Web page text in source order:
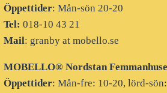
Öppettider: Mån-sön 20-20
Tel:018-10 43 21
Mail: granby at mobello.se
MOBELLO® Nordstan
Öppettider: Mån-fre: 10-20, lörd-